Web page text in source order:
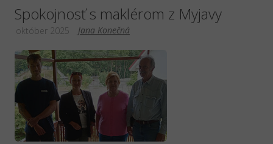
Spokojnosť s maklérom z Myjavy
Jana Konečná
október 2025